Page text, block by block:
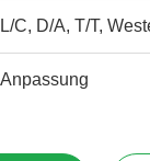
L/C, D/A, T/T,
Anpassung